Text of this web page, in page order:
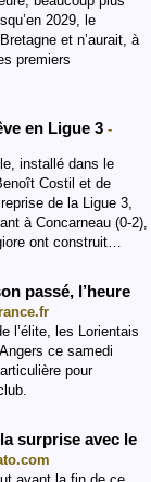
2029, le
et n’aurait, à
premiers
en Ligue 3 -
installé dans le
Costil et de
de la Ligue 3,
à Concarneau (0-2),
ont construit…
passé, l’heure
l’élite, les Lorientais
ce samedi
pour
surprise avec le